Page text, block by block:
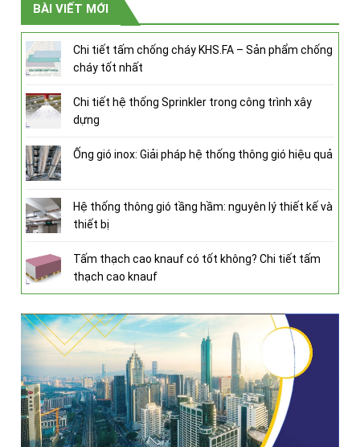
BÀI VIẾT MỚI
Chi tiết tấm chống cháy KHS.FA – Sản phẩm chống
cháy tốt nhất
Chi tiết hệ thống Sprinkler trong công trình xây
dựng
Ống gió inox: Giải pháp hệ thống thông gió hiệu quả
Hệ thống thông gió tầng hầm: nguyên lý thiết kế và
thiết bị
Tấm thạch cao knauf có tốt không? Chi tiết tấm
thạch cao knauf